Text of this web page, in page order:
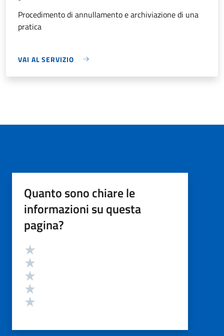
Procedimento di annullamento e archiviazione di una
pratica
VAI AL SERVIZIO
Quanto sono chiare le
informazioni su questa
pagina?
Valutazione